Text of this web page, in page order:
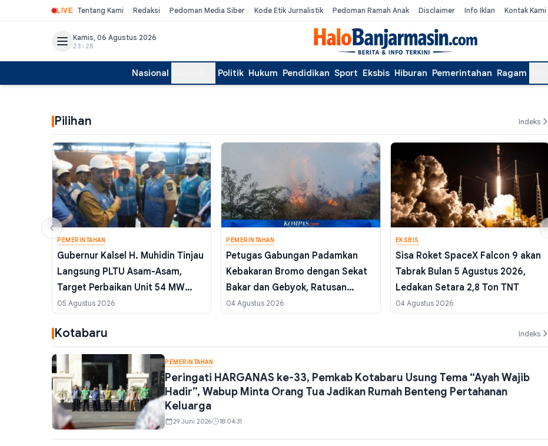
LIVE Tentang Kami Redaksi Pedoman Media Siber Kode Etik Jurnalistik Pedoman Ramah Anak Disclaimer Info Iklan Kontak Kami
Kamis, 06 Agustus 2026
23:28
Nasional Politik Hukum Pendidikan Sport Eksbis Hiburan Pemerintahan Ragam
Pilihan Indeks
PEMERINTAHAN
Gubernur Kalsel H. Muhidin Tinjau
Langsung PLTU Asam-Asam,
Target Perbaikan Unit 54 MW
Rampung 25 Agustus 2026
05 Agustus 2026
PEMERINTAHAN
Petugas Gabungan Padamkan
Kebakaran Bromo dengan Sekat
Bakar dan Gebyok, Ratusan
Personel Dikerahkan
04 Agustus 2026
EKSBIS
Sisa Roket SpaceX Falcon 9 akan
Tabrak Bulan 5 Agustus 2026,
Ledakan Setara 2,8 Ton TNT
04 Agustus 2026
Kotabaru Indeks
PEMERINTAHAN
Peringati HARGANAS ke-33, Pemkab Kotabaru Usung Tema “Ayah Wajib
Hadir”, Wabup Minta Orang Tua Jadikan Rumah Benteng Pertahanan
Keluarga
29 Juni 2026 18:04:31